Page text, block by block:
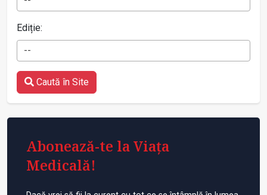
Ediție:
--
Caută în Site
Abonează-te la Viața
Medicală!